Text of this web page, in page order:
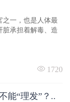
之一，也是人体最
脏承担着解毒、造
1720
能“理发”？..